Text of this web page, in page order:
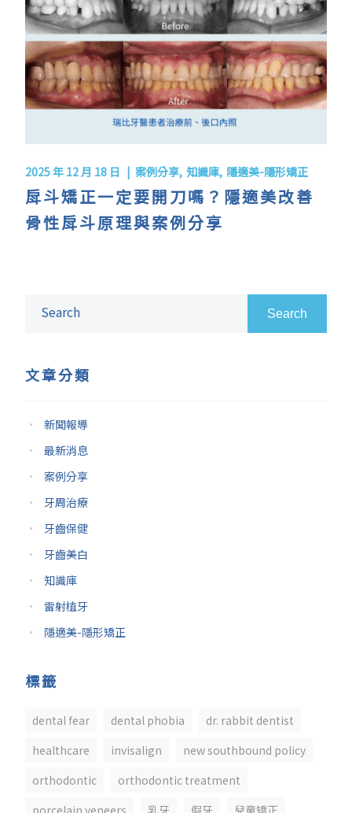
2025 年 12 月 18 日 案例分享 知識庫 隱適美-隱形矯正
戽斗矯正一定要開刀嗎？隱適美改善
骨性戽斗原理與案例分享
Search
文章分類
新聞報導
最新消息
案例分享
牙周治療
牙齒保健
牙齒美白
知識庫
雷射植牙
隱適美-隱形矯正
標籤
dental fear dental phobia
dr. rabbit dentist
healthcare
invisalign
new southbound policy
orthodontic
orthodontic treatment
porcelain veneers
乳牙 假牙
兒童矯正